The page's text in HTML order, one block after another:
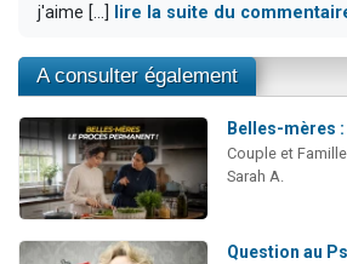
j'aime [...]
lire la suite du
A consulter également
Belles-mères
Couple et Famille
Sarah A.
Question au